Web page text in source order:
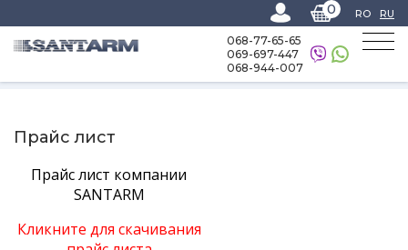
0 RO RU
068-77-65-65
069-697-447
068-944-007
Прайс лист
Прайс лист компании
SANTARM
Кликните для скачивания